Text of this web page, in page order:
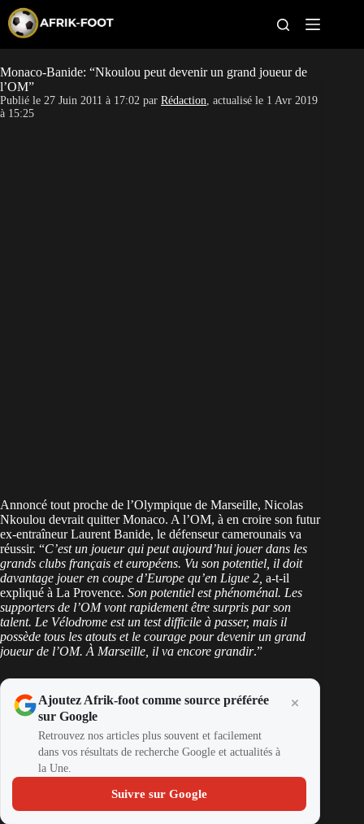
p
t
o
c
o
CAN féminine
Monaco-Banide: “Nkoulou peut devenir un grand joueur de
l’OM”
Publié le 27 Juin 2011 à 17:02 par Rédaction, actualisé le 1 Avr 2019
à 15:25
Annoncé tout proche de l’Olympique de Marseille, Nicolas
Nkoulou devrait quitter Monaco. A l’OM, à en croire son futur
ex-entraîneur Laurent Banide, le défenseur camerounais va
réussir. “C’est un joueur qui peut aujourd’hui jouer dans les
grands clubs français et européens. Vu son potentiel, il doit
davantage jouer en coupe d’Europe qu’en Ligue 2, a-t-il
expliqué à La Provence. Son potentiel est phénoménal. Les
supporters de l’OM vont rapidement être surpris par son
talent. Le Vélodrome est un test difficile à passer, mais il
possède tous les atouts et le courage pour devenir un grand
joueur de l’OM. À Marseille, il va encore grandir.”
Ajoutez Afrik-foot comme source préférée
sur Google
Retrouvez nos articles plus souvent et facilement
dans vos résultats de recherche Google et actualités à
la Une.
Suivre sur Google